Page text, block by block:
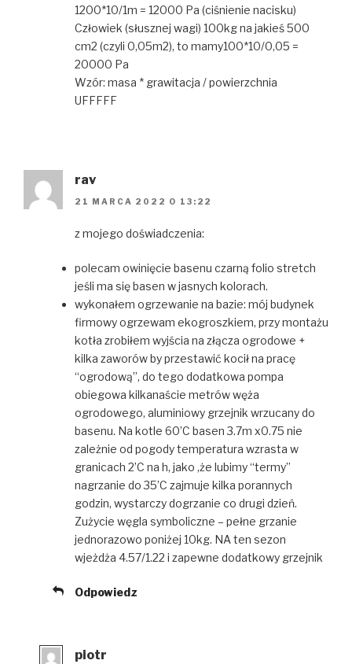
1200*10/1m = 12000 Pa (ciśnienie nacisku)
Człowiek (słusznej wagi) 100kg na jakieś 500
cm2 (czyli 0,05m2), to mamy100*10/0,05 =
20000 Pa
Wzór: masa * grawitacja / powierzchnia
UFFFFF
rav
21 MARCA 2022 O 13:22
z mojego doświadczenia:
polecam owinięcie basenu czarną folio stretch
jeśli ma się basen w jasnych kolorach.
wykonałem ogrzewanie na bazie: mój budynek
firmowy ogrzewam ekogroszkiem, przy montażu
kotła zrobiłem wyjścia na złącza ogrodowe +
kilka zaworów by przestawić kocił na pracę
“ogrodową”, do tego dodatkowa pompa
obiegowa kilkanaście metrów węża
ogrodowego, aluminiowy grzejnik wrzucany do
basenu. Na kotle 60’C basen 3.7m x0.75 nie
zależnie od pogody temperatura wzrasta w
granicach 2’C na h, jako ,że lubimy “termy”
nagrzanie do 35’C zajmuje kilka porannych
godzin, wystarczy dogrzanie co drugi dzień.
Zużycie węgla symboliczne – pełne grzanie
jednorazowo poniżej 10kg. NA ten sezon
wjeżdża 4.57/1.22 i zapewne dodatkowy grzejnik
Odpowiedz
piotr